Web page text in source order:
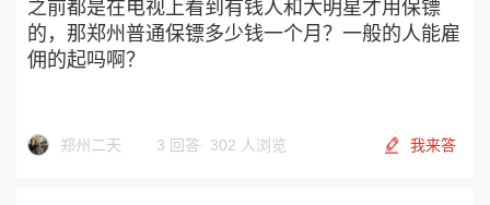
之前都是在电视上看到有钱人和大明星才用保镖
的，那郑州普通保镖多少钱一个月？一般的人能雇
佣的起吗啊？
郑州二天 3 回答· 302 人浏览 我来答